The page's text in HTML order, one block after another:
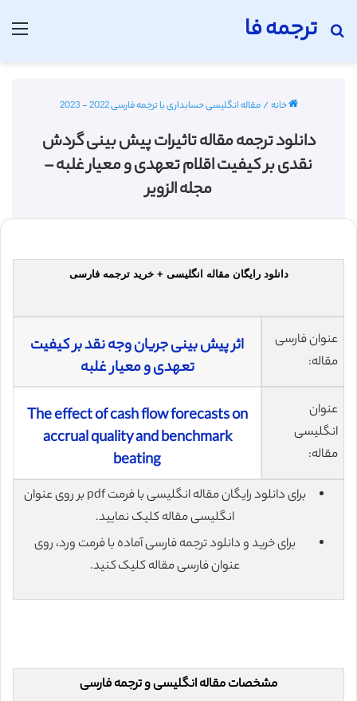
ترجمه فا
جستجو برای
خانه/مقاله انگلیسی حسابداری با ترجمه فارسی 2022 - 2023
دانلود ترجمه مقاله تاثیرات پیش بینی گردش
نقدی بر کیفیت اقلام تعهدی و معیار غلبه –
مجله الزویر
دانلود رایگان مقاله انگلیسی + خرید ترجمه فارسی
عنوان فارسی
مقاله:
اثر پیش بینی جریان وجه نقد بر کیفیت
تعهدی و معیار غلبه
عنوان
انگلیسی
مقاله:
The effect of cash flow forecasts on
accrual quality and benchmark
beating
برای دانلود رایگان مقاله انگلیسی با فرمت pdf بر روی عنوان
انگلیسی مقاله کلیک نمایید.
برای خرید و دانلود ترجمه فارسی آماده با فرمت ورد، روی
عنوان فارسی مقاله کلیک کنید.
مشخصات مقاله انگلیسی و ترجمه فارسی